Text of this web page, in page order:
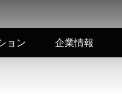
ョン 企業情報